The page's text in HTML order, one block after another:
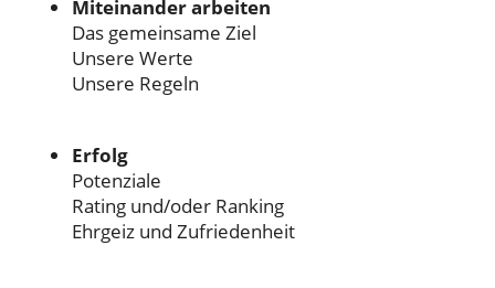
Miteinander arbeiten
Das gemeinsame Ziel
Unsere Werte
Unsere Regeln
Erfolg
Potenziale
Rating und/oder Ranking
Ehrgeiz und Zufriedenheit